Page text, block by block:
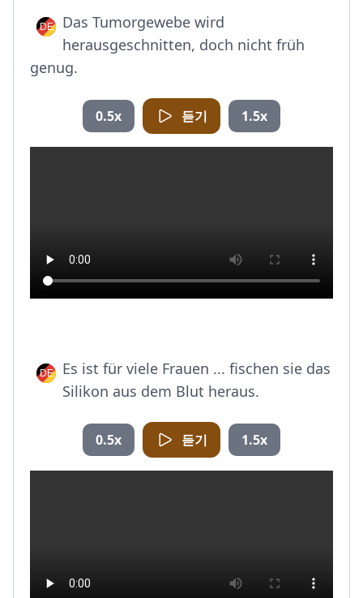
Das Tumorgewebe wird
herausgeschnitten, doch nicht früh
genug.
0.5x 듣기 1.5x
Es ist für viele Frauen ... fischen sie das
Silikon aus dem Blut heraus.
0.5x 듣기 1.5x